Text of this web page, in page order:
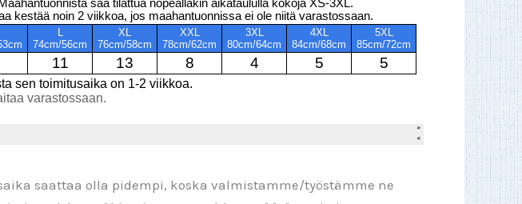
saattaa olla pidempi, koska valmistamme/työstämme ne